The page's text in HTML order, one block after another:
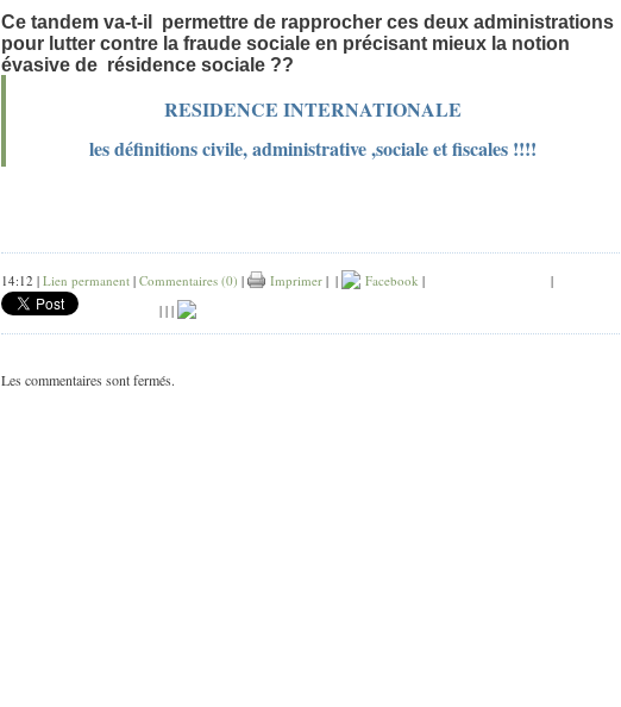
Ce tandem va-t-il permettre de rapprocher ces deux administrations
pour lutter contre la fraude sociale en précisant mieux la notion
évasive de résidence sociale ??
RESIDENCE INTERNATIONALE
les définitions civile, administrative ,sociale et fiscales !!!!
14:12 | Lien permanent | Commentaires (0) | Imprimer | | Facebook |
|
| | |
Les commentaires sont fermés.